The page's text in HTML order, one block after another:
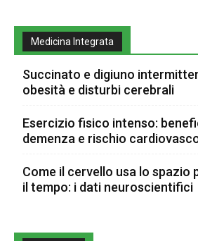
Medicina Integrata
Succinato e digiuno
obesità e disturbi cerebrali
Esercizio fisico intenso:
demenza e rischio
Come il cervello usa lo spazio
il tempo: i dati neuroscientifici